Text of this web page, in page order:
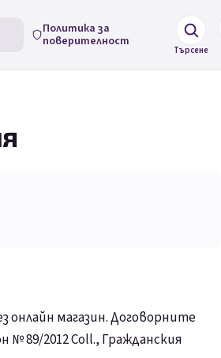
Политика за
поверителност
Търсене
онлайн магазин. Договорните
89/2012 Coll., Гражданския